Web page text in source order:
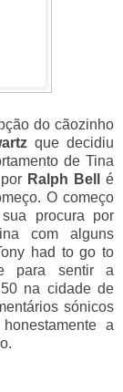
do cãozinho
que decidiu
de Tina
Ralph Bell
é
O começo
procura por
com alguns
had to go to
para sentir a
na cidade de
sónicos
a